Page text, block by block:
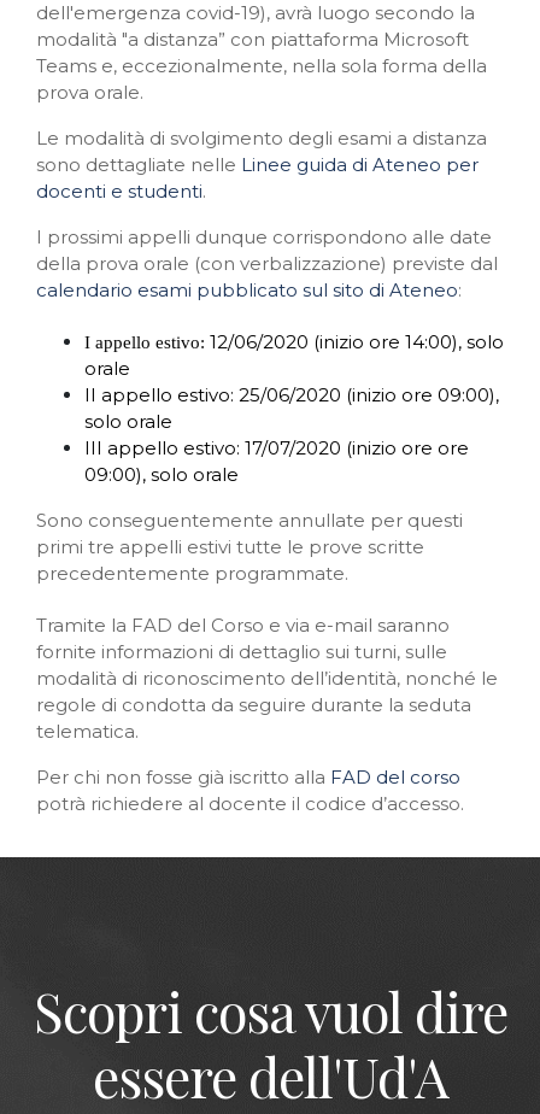
dell'emergenza covid-19), avrà luogo secondo la
modalità "a distanza” con piattaforma Microsoft
Teams e, eccezionalmente, nella sola forma della
prova orale.
Le modalità di svolgimento degli esami a distanza
sono dettagliate nelle Linee guida di Ateneo per
docenti e studenti.
I prossimi appelli dunque corrispondono alle date
della prova orale (con verbalizzazione) previste dal
calendario esami pubblicato sul sito di Ateneo:
I appello estivo: 12/06/2020 (inizio ore 14:00), solo
orale
II appello estivo: 25/06/2020 (inizio ore 09:00),
solo orale
III appello estivo: 17/07/2020 (inizio ore ore
09:00), solo orale
Sono conseguentemente annullate per questi
primi tre appelli estivi tutte le prove scritte
precedentemente programmate.
Tramite la FAD del Corso e via e-mail saranno
fornite informazioni di dettaglio sui turni, sulle
modalità di riconoscimento dell’identità, nonché le
regole di condotta da seguire durante la seduta
telematica.
Per chi non fosse già iscritto alla FAD del corso
potrà richiedere al docente il codice d’accesso.
Scopri cosa vuol dire
essere dell'Ud'A